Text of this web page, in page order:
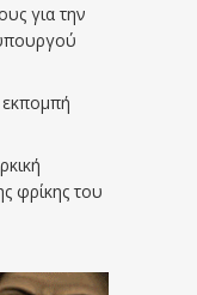
για την
εκπομπή
φρίκης του